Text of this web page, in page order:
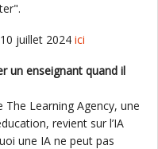
juillet 2024 ici
un enseignant quand il
The Learning Agency, une
revient sur l’IA
une IA ne peut pas